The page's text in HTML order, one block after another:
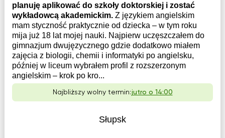
planuję aplikować do szkoły doktorskiej i zostać
wykładowcą akademickim. Z językiem angielskim
mam styczność praktycznie od dziecka – w tym roku
mija już 18 lat mojej nauki. Najpierw uczęszczałem do
gimnazjum dwujęzycznego gdzie dodatkowo miałem
zajęcia z biologii, chemii i informatyki po angielsku,
później w liceum wybrałem profil z rozszerzonym
angielskim – krok po kro...
Najbliższy wolny termin:jutro o 14:00
Słupsk